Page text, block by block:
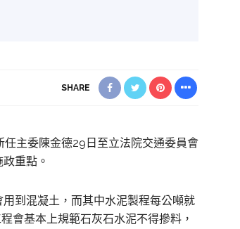
SHARE
任主委陳金德29日至立法院交通委員會
重點。
到混凝土，而其中水泥製程每公噸就
會基本上規範石灰石水泥不得摻料，